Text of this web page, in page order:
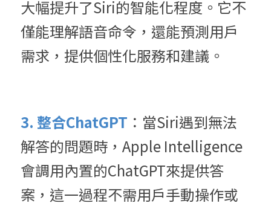
大幅提升了Siri的智能化程度。它不
僅能理解語音命令，還能預測用戶
需求，提供個性化服務和建議。
3. 整合ChatGPT ：當Siri遇到無法
解答的問題時，Apple Intelligence
會調用內置的ChatGPT來提供答
案，這一過程不需用戶手動操作或